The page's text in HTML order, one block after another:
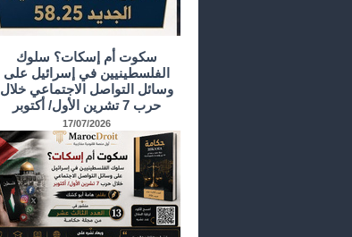
سكوت أم إسكات؟ سلوك
الفلسطينيين في إسرائيل على
وسائل التواصل الاجتماعي خلال
حرب 7 تشرين الأول/ أكتوبر
17/07/2026